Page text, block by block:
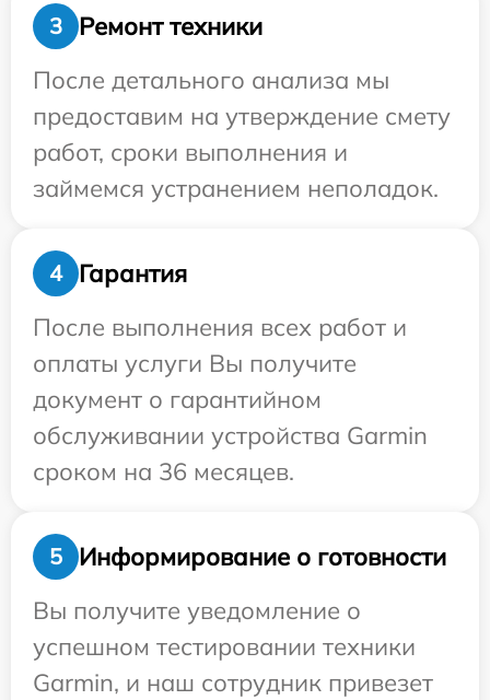
3
Ремонт техники
После детального анализа мы
предоставим на утверждение смету
работ, сроки выполнения и
займемся устранением неполадок.
4
Гарантия
После выполнения всех работ и
оплаты услуги Вы получите
документ о гарантийном
обслуживании устройства Garmin
сроком на 36 месяцев.
5
Информирование о готовности
Вы получите уведомление о
успешном тестировании техники
Garmin, и наш сотрудник привезет